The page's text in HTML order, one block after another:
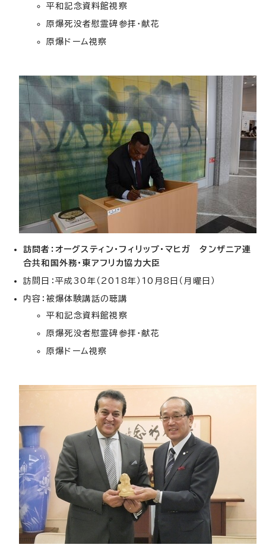
平和記念資料館視察
原爆死没者慰霊碑参拝・献花
原爆ドーム視察
訪問者：オーグスティン・フィリップ・マヒガ タンザニア連
合共和国外務・東ア フリカ協力大臣
訪問日：平成30年（2018年）10月8日（月曜日）
内容：被爆体験講話の聴講
平和記念資料館視察
原爆死没者慰霊碑参拝・献花
原爆ドーム視察